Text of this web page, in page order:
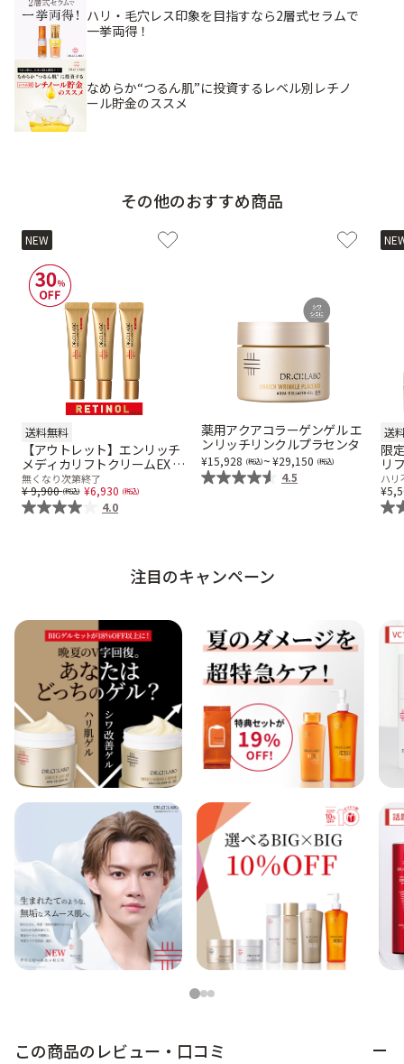
ハリ・毛穴レス印象を目指すなら2層式セラムで
一挙両得！
なめらか“つるん肌”に投資するレベル別レチノ
ール貯金のススメ
その他のおすすめ商品
NEW
送料無料
【アウトレット】エンリッチ
メディカリフトクリームEX 8g
3個セット
無くなり次第終了
Price reduced from
9,900to
6,930
4.0
薬用アクアコラーゲンゲル エ
ンリッチリンクルプラセンタ
15,928 ~ 29,150
4.5
送
限
リ
ハリ
注目のキャンペーン
123
この商品のレビュー・口コミ